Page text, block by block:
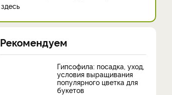
здесь
Рекомендуем
Гипсофила: посадка, уход,
условия выращивания
популярного цветка для
букетов